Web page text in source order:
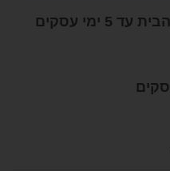
ימי עסקים